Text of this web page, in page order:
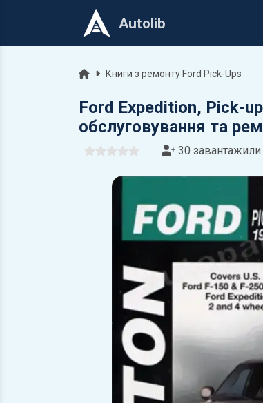
Autolib
ГоловнаКниги з ремонту Ford Pick-Ups
Ford Expedition, Pick-
обслуговування та
30 завантажили